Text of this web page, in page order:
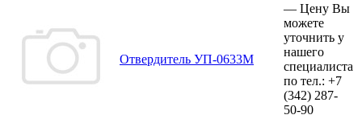
Отвердитель УП-0633М
— Цену Вы
можете
уточнить у
нашего
специалиста
по тел.: +7
(342) 287-
50-90